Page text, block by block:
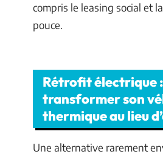
compris le leasing social et
pouce.
Rétrofit électrique :
transformer son
thermique au lieu
Une alternative rarement